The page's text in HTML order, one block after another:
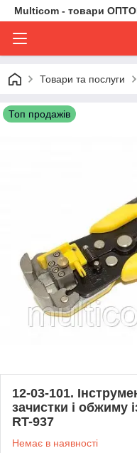
Multicom - товари
Товари та послуги
Топ продажів
12-03-101.
зачистки і обжиму
RT-937
Немає в наявності